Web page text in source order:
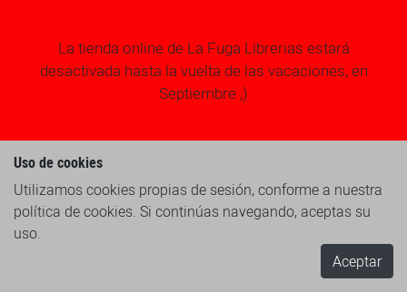
La tienda online de La Fuga Librerias estará
desactivada hasta la vuelta de las vacaciones, en
Septiembre ;)
Uso de cookies
Utilizamos cookies propias de sesión, conforme a nuestra
política de cookies. Si continúas navegando, aceptas su
uso.
Aceptar